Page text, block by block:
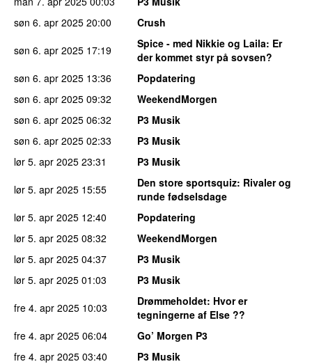
søn 6. apr 2025 20:00
Crush
søn 6. apr 2025 17:19 Spice - med Nikkie og Laila: Er
der kommet styr på sovsen?
søn 6. apr 2025 13:36
Popdatering
søn 6. apr 2025 09:32
WeekendMorgen
søn 6. apr 2025 06:32
P3 Musik
søn 6. apr 2025 02:33
P3 Musik
lør 5. apr 2025 23:31
P3 Musik
lør 5. apr 2025 15:55 Den store sportsquiz: Rivaler og
runde fødselsdage
lør 5. apr 2025 12:40
Popdatering
lør 5. apr 2025 08:32
WeekendMorgen
lør 5. apr 2025 04:37
P3 Musik
lør 5. apr 2025 01:03
P3 Musik
fre 4. apr 2025 10:03 Drømmeholdet: Hvor er
tegningerne af Else ??
fre 4. apr 2025 06:04
Go’ Morgen P3
fre 4. apr 2025 03:40
P3 Musik